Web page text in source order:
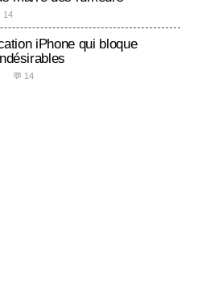
14
iPhone qui bloque
💬 14